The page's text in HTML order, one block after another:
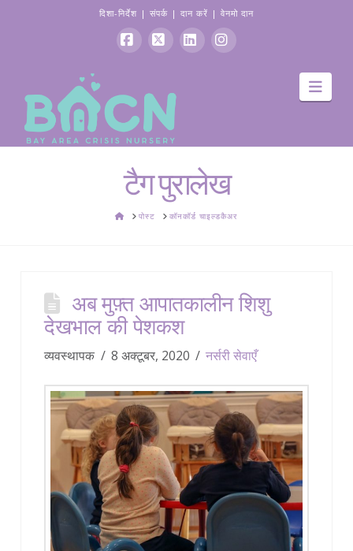
दिशा-निर्देश | संपर्क| दान करें | वेनमो दान
टैग पुरालेख
घर पोस्ट कॉनकॉर्ड चाइल्डकैअर
अब मुफ़्त आपातकालीन शिशु
देखभाल की पेशकश
व्यवस्थापक 8 अक्टूबर, 2020 नर्सरी सेवाएँ